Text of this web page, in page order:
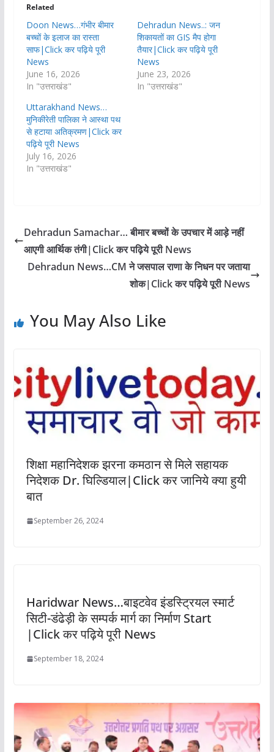
Related
Doon News…गंभीर बीमार
बच्चों के इलाज का रास्ता
साफ|Click कर पढ़िये पूरी
News
June 16, 2026
In "उत्तराखंड"
Dehradun News..: जन
शिकायतों का GIS मैप होगा
तैयार|Click कर पढ़िये पूरी
News
June 23, 2026
In "उत्तराखंड"
Uttarakhand News…
मुनिकीरेती पालिका ने आस्था पथ
से हटाया अतिक्रमण|Click कर
पढ़िये पूरी News
July 16, 2026
In "उत्तराखंड"
Dehradun Samachar… बीमार बच्चों के उपचार में आड़े नहीं
आएगी आर्थिक तंगी|Click कर पढ़िये पूरी News
Dehradun News…CM ने जसपाल राणा के निधन पर जताया
शोक|Click कर पढ़िये पूरी News
You May Also Like
शिक्षा महानिदेशक झरना कमठान से मिले सहायक
निदेशक Dr. घिल्डियाल|Click कर जानिये क्या हुयी
बात
September 26, 2024
Haridwar News…बाइटवेव इंडस्ट्रियल स्मार्ट
सिटी-डंढेड़ी के सम्पर्क मार्ग का निर्माण Start
|Click कर पढ़िये पूरी News
September 18, 2024